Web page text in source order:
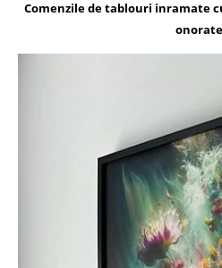
Comenzile de tablouri inramate